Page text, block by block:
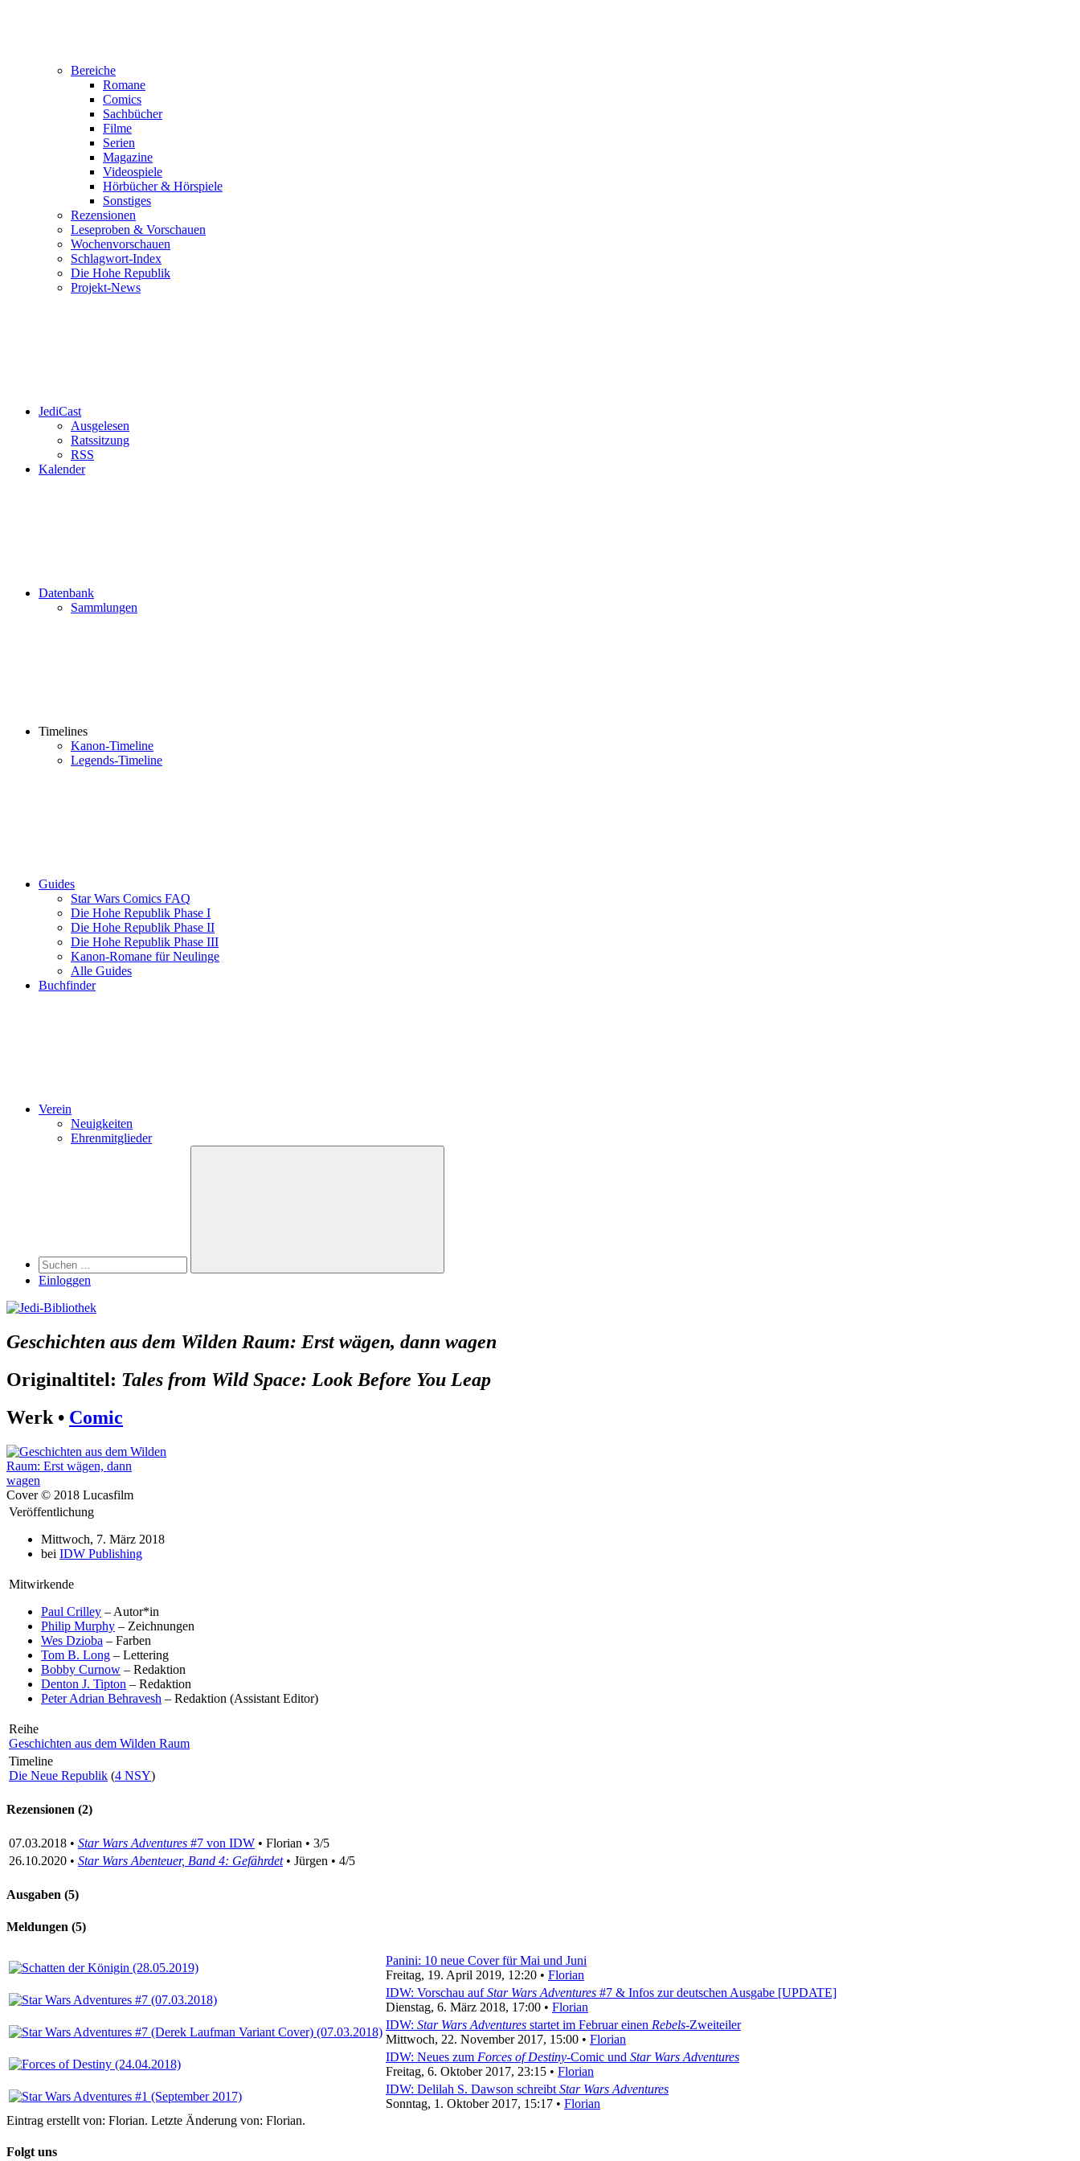
Bereiche
Romane
Comics
Sachbücher
Filme
Serien
Magazine
Videospiele
Hörbücher & Hörspiele
Sonstiges
Rezensionen
Leseproben & Vorschauen
Wochenvorschauen
Schlagwort-Index
Die Hohe Republik
Projekt-News
JediCast
Ausgelesen
Ratssitzung
RSS
Kalender
Datenbank
Sammlungen
Timelines
Kanon-Timeline
Legends-Timeline
Guides
Star Wars Comics FAQ
Die Hohe Republik Phase I
Die Hohe Republik Phase II
Die Hohe Republik Phase III
Kanon-Romane für Neulinge
Alle Guides
Buchfinder
Verein
Neuigkeiten
Ehrenmitglieder
Suchen
Einloggen
Geschichten aus dem Wilden Raum: Erst wägen, dann wagen
Originaltitel: Tales from Wild Space: Look Before You Leap
Werk • Comic
Cover © 2018 Lucasfilm
Veröffentlichung
Mittwoch, 7. März 2018
bei IDW Publishing
Mitwirkende
Paul Crilley – Autor*in
Philip Murphy – Zeichnungen
Wes Dzioba – Farben
Tom B. Long – Lettering
Bobby Curnow – Redaktion
Denton J. Tipton – Redaktion
Peter Adrian Behravesh – Redaktion (Assistant Editor)
Reihe
Geschichten aus dem Wilden Raum
Timeline
Die Neue Republik (4 NSY)
Rezensionen (2)
07.03.2018 • Star Wars Adventures #7 von IDW • Florian • 3/5
26.10.2020 • Star Wars Abenteuer, Band 4: Gefährdet• Jürgen • 4/5
Ausgaben (5)
Meldungen (5)
Panini: 10 neue Cover für Mai und Juni
Freitag, 19. April 2019, 12:20 • Florian
IDW: Vorschau aufStar Wars Adventures #7 & Infos zur deutschen Ausgabe [UPDATE]
Dienstag, 6. März 2018, 17:00 • Florian
IDW: Star Wars Adventures startet im Februar einen Rebels-Zweiteiler
Mittwoch, 22. November 2017, 15:00 • Florian
IDW: Neues zum Forces of Destiny-Comic und Star Wars Adventures
Freitag, 6. Oktober 2017, 23:15 • Florian
IDW: Delilah S. Dawson schreibt Star Wars Adventures
Sonntag, 1. Oktober 2017, 15:17 • Florian
Eintrag erstellt von: Florian. Letzte Änderung von: Florian.
Folgt uns